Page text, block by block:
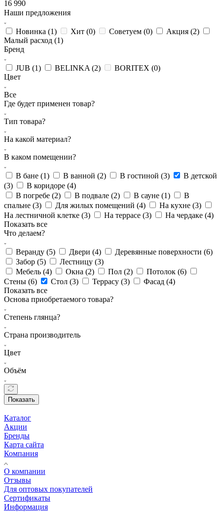
16 990
Наши предложения
Новинка (1) Хит (0) Советуем (0) Акция (2)
Малый расход (1)
Бренд
JUB (1) BELINKA (2) BORITEX (0)
Цвет
Все
Где будет применен товар?
Тип товара?
На какой материал?
В каком помещении?
В бане (1) В ванной (2) В гостиной (3)
В детской
(3) В коридоре (4)
В погребе (2) В подвале (2) В сауне (1)
В
спальне (3) Для жилых помещений (4) На кухне (3)
На лестничной клетке (3) На террасе (3) На чердаке (4)
Показать все
Что делаем?
Веранду (5) Двери (4) Деревянные поверхности (6)
Забор (5) Лестницу (3)
Мебель (4) Окна (2) Пол (2) Потолок (6)
Стены (6) Стол (3) Террасу (3) Фасад (4)
Показать все
Основа приобретаемого товара?
Степень глянца?
Страна производитель
Цвет
Объём
Показать
Каталог
Акции
Бренды
Карта сайта
Компания
О компании
Отзывы
Для оптовых покупателей
Сертификаты
Информация